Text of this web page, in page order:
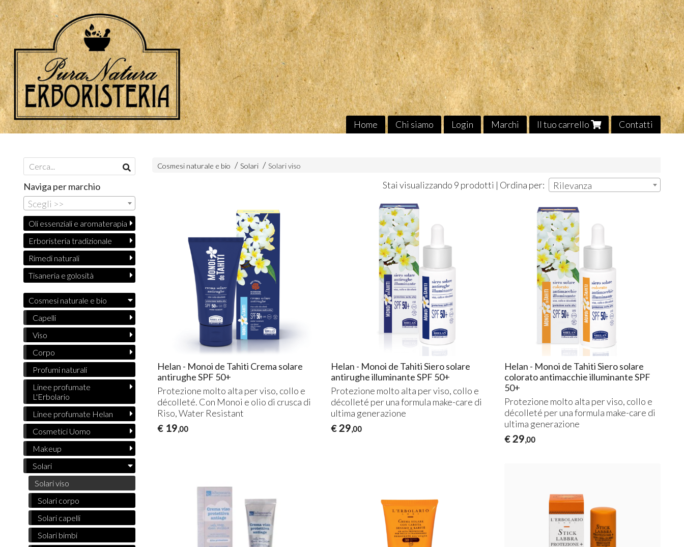
Home Chi siamo Login Marchi Il tuo carrello Contatti
Cosmesi naturale e bio Solari Solari viso
Stai visualizzando 9 prodotti | Ordina per: Rilevanza
Helan - Monoi de Tahiti Crema solare
antirughe SPF 50+
Protezione molto alta per viso, collo e
décolleté. Con Monoi e olio di crusca di
Riso, Water Resistant
€ 19,00
Helan - Monoi de Tahiti Siero solare
antirughe illuminante SPF 50+
Protezione molto alta per viso, collo e
décolleté per una formula make-care di
ultima generazione
€ 29,00
Helan - Monoi de Tahiti Siero solare
colorato antimacchie illuminante SPF
50+
Protezione molto alta per viso, collo e
décolleté per una formula make-care di
ultima generazione
€ 29,00
Naviga per marchio
Scegli >>
Oli essenziali e aromaterapia
Erboristeria tradizionale
Rimedi naturali
Tisaneria e golosità
Cosmesi naturale e bio
Capelli
Viso
Corpo
Profumi naturali
Linee profumate
L'Erbolario
Linee profumate Helan
Cosmetici Uomo
Makeup
Solari
Solari viso
Solari corpo
Solari capelli
Solari bimbi